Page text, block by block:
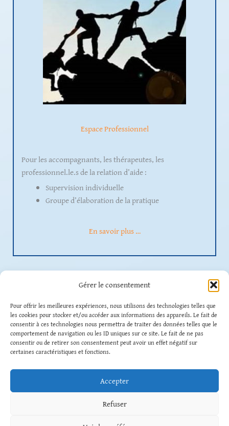
Gérer le consentement
Pour offrir les meilleures expériences, nous utilisons des technologies telles que
les cookies pour stocker et/ou accéder aux informations des appareils. Le fait de
consentir à ces technologies nous permettra de traiter des données telles que le
comportement de navigation ou les ID uniques sur ce site. Le fait de ne pas
consentir ou de retirer son consentement peut avoir un effet négatif sur
certaines caractéristiques et fonctions.
Accepter
Refuser
Espace Professionnel
Pour les accompagnants, les thérapeutes, les
professionnel.le.s de la relation d’aide :
Supervision individuelle
Groupe d’élaboration de la pratique
En savoir plus …
Contact
Plan du site
Mentions légales
Politique de confidentialité
Rechercher